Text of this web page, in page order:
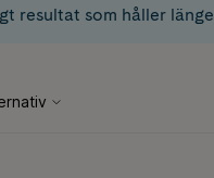
resultat som håller länge